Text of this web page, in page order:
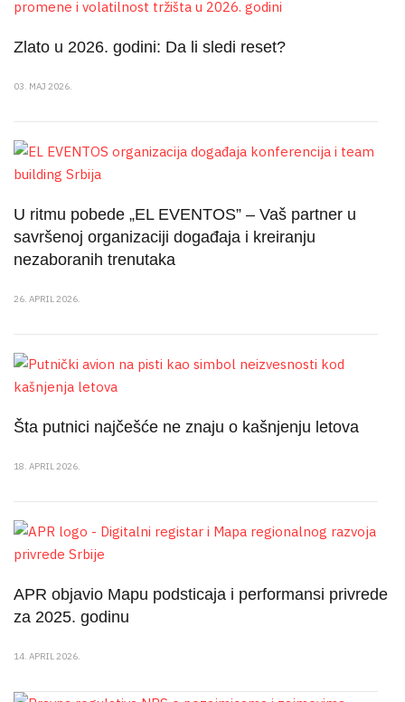
Zlato u 2026. godini: Da li sledi reset?
03. MAJ 2026.
U ritmu pobede „EL EVENTOS” – Vaš partner u
savršenoj organizaciji događaja i kreiranju
nezaboranih trenutaka
26. APRIL 2026.
Šta putnici najčešće ne znaju o kašnjenju letova
18. APRIL 2026.
APR objavio Mapu podsticaja i performansi privrede
za 2025. godinu
14. APRIL 2026.